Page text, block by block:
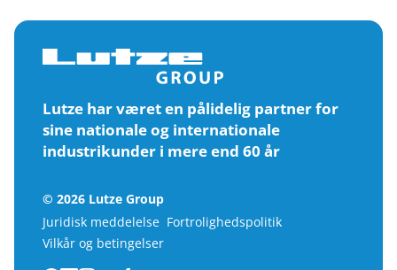
Lutze har været en pålidelig partner for
sine nationale og internationale
industrikunder i mere end 60 år
© 2026 Lutze Group
Juridisk meddelelse Fortrolighedspolitik
Vilkår og betingelser